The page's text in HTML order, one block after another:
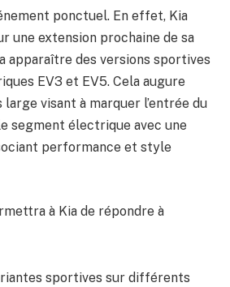
ponctuel. En effet, Kia
une extension prochaine de sa
apparaître des versions sportives
EV3 et EV5. Cela augure
visant à marquer l’entrée du
segment électrique avec une
performance et style
à Kia de répondre à
sportives sur différents